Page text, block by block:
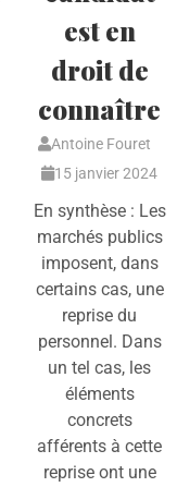
est en
droit de
connaître
Antoine Fouret
15 janvier 2024
En synthèse : Les
marchés publics
imposent, dans
certains cas, une
reprise du
personnel. Dans
un tel cas, les
éléments
concrets
afférents à cette
reprise ont une